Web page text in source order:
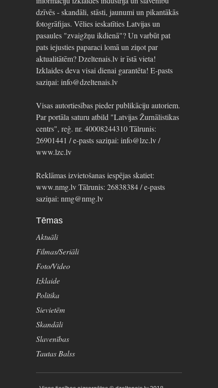
dzīvēs - skandāli, stāsti, jaunumi un pikantākās
fotogrāfijas. Vēlies ieskatīties Latvijas un
pasaules "zvaigžņu ikdienā"? Un varbūt pat
pats iejusties paparaci lomā un ziņot par
aktualitātēm? Dzeltenais.lv ir īstā vieta!
Izklaides deva visai dienai garantēta! E-pasts
saziņai: info@dzeltenais.lv
Visas autortiesības pieder publikāciju autoriem.
Par portāla saturu atbild "Latvijas Žurnālistikas
centrs", reģ. nr. 40008244310 Tālrunis:
26901441 / e-pasts saziņai: info@lzc.lv /
www.lzc.lv
Reklāmas izvietošanas iespējas skatiet:
www.nmg.lv Tālrunis: 26838384 / e-pasts
saziņai: nmg@nmg.lv
Tēmas
Aktuāli
Filmas/Seriāli
Foto/Video
Izklaide
Politika
Sievietēm
Skandāli
Slavenības
Tautas Balss